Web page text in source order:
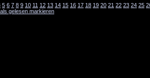
5 6 7 8 9 10 11 12 13 14 15 16 17 18 19 20 21 22 23 24 25
gelesen markieren